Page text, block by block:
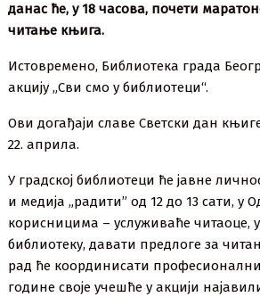
данас ће, у 18 часова, почети
читање књига.
Истовремено, Библиотека града
акцију „Сви смо у библиотеци“.
Ови догађаји славе Светски дан
22. априла.
У градској библиотеци ће јавне
и медија „радити” од 12 до 13 сати, у
корисницима – услуживаће читаоце,
библиотеку, давати предлоге за
рад ће координисати
године своје учешће у акцији